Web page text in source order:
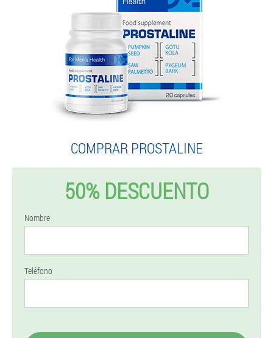
COMPRAR PROSTALINE
50% DESCUENTO
Nombre
Teléfono